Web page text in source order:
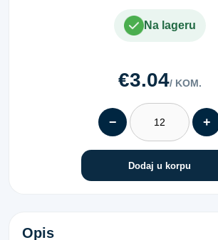
Na lageru
€3.04/ KOM.
− +
Dodaj u korpu
RAD.RUKAVICE LATEKS
Opis